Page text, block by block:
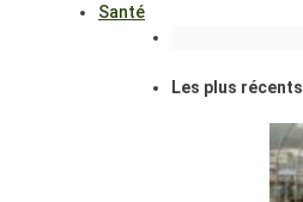
Santé
Les plus récents